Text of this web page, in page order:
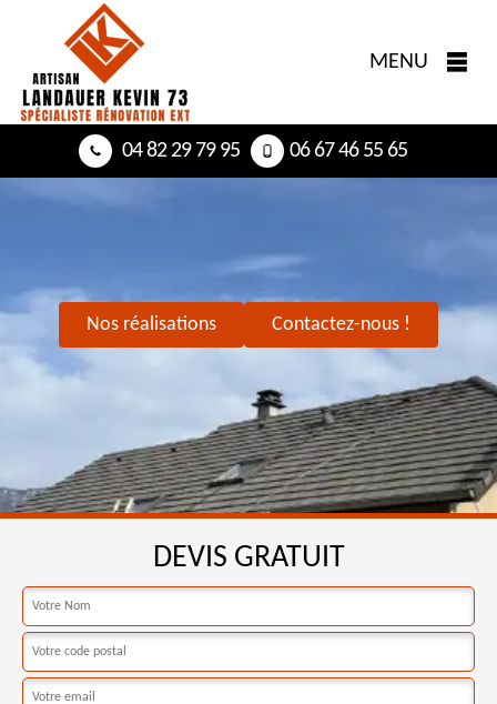
MENU
04 82 29 79 95 06 67 46 55 65
Nos réalisations Contactez-nous !
DEVIS GRATUIT